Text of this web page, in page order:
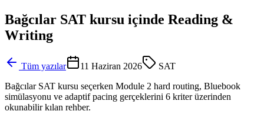
Bağcılar SAT kursu içinde Reading &
Writing
Tüm yazılar 11 Haziran 2026
SAT
Bağcılar SAT kursu seçerken Module 2 hard routing, Bluebook
simülasyonu ve adaptif pacing gerçeklerini 6 kriter üzerinden
okunabilir kılan rehber.